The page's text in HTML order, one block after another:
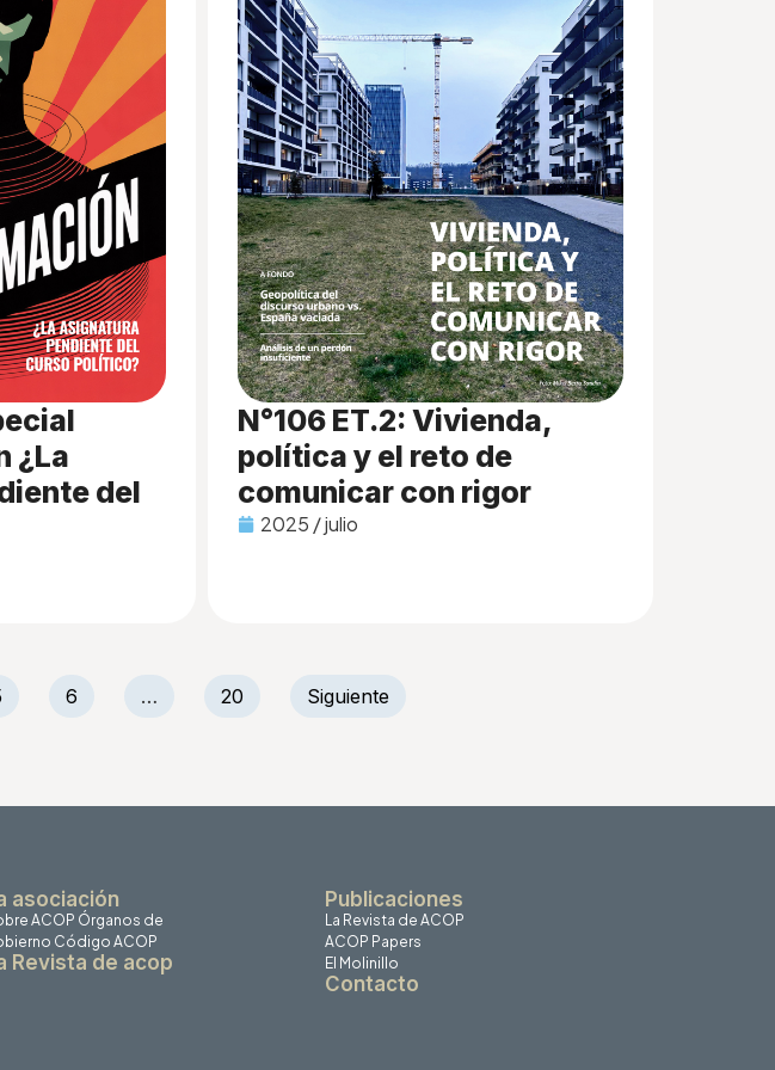
¿La
del
N°106 ET.2: Vivienda,
política y el reto de
comunicar con rigor
2025 / julio
6 … 20 Siguiente
asociación
ACOP Órganos de
Código ACOP
Revista de acop
Publicaciones
La Revista de ACOP
ACOP Papers
El Molinillo
Contacto